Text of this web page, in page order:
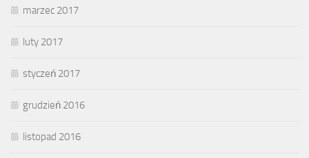
marzec 2017
luty 2017
styczeń 2017
grudzień 2016
listopad 2016